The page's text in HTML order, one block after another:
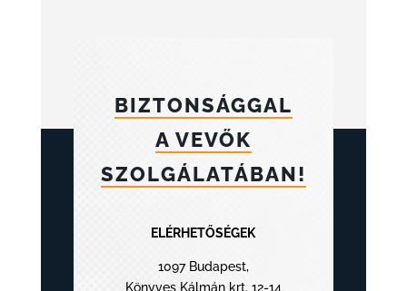
BIZTONSÁGGAL
A VEVŐK
SZOLGÁLATÁBAN!
ELÉRHETŐSÉGEK
1097 Budapest,
Könyves Kálmán krt. 12-14